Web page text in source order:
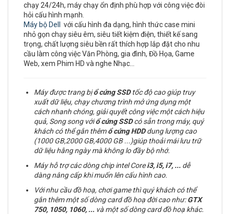
chạy 24/24h, máy chạy ổn định phù hợp với công việc đòi
hỏi cấu hình mạnh.
Máy bộ Dell
với cấu hình đa dạng, hình thức case mini
nhỏ gọn chạy siêu êm, siêu tiết kiệm điện, thiết kế sang
trọng, chất lượng siêu bền rất thích hợp lắp đặt cho nhu
cầu làm công việc Văn Phòng, gia đình, Đồ Họa, Game
Web, xem Phim HD và nghe Nhạc…
Máy được trang bịổ cứng SSDtốc độ cao giúp truy
xuất dữ liệu, chạy chương trình mở ứng dụng một
cách nhanh chóng, giải quyết công việc một cách hiệu
quả, Song song vớiổ cứng SSDcó sẵn trong máy, quý
khách có thể gắn thêmổ cứng HDDdung lượng cao
(1000 GB,2000 GB,4000 GB ...)giúp thoải mái lưu trữ
dữ liệu hằng ngày mà không lo đầy bộ nhớ.
Máy hỗ trợ các dòng chip intel Corei3, i5, i7, ... dễ
dàng nâng cấp khi muốn lên cấu hình cao.
Với nhu cầu đồ hoạ, chơi game thì quý khách có thể
gắn thêm một số dòng card đồ hoạ đời cao như:GTX
750, 1050, 1060, ... và một số dòng card đồ hoạ khác.